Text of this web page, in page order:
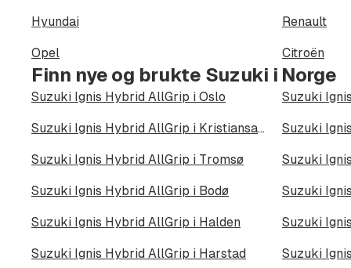
Hyundai Renault
Opel Citroën
Finn nye og brukte Suzuki i Norge
Suzuki Ignis Hybrid AllGrip i Oslo Suzuki
Suzuki Ignis Hybrid AllGrip i Kristiansand Suzuki
Suzuki Ignis Hybrid AllGrip i Tromsø Suzuki
Suzuki Ignis Hybrid AllGrip i Bodø Suzuki
Suzuki Ignis Hybrid AllGrip i Halden
Suzuki Ignis Hybrid AllGrip i Harstad Suzuki